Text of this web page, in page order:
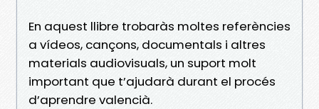
En aquest llibre trobaràs moltes referències
a vídeos, cançons, documentals i altres
materials audiovisuals, un suport molt
important que t’ajudarà durant el procés
d’aprendre valencià.